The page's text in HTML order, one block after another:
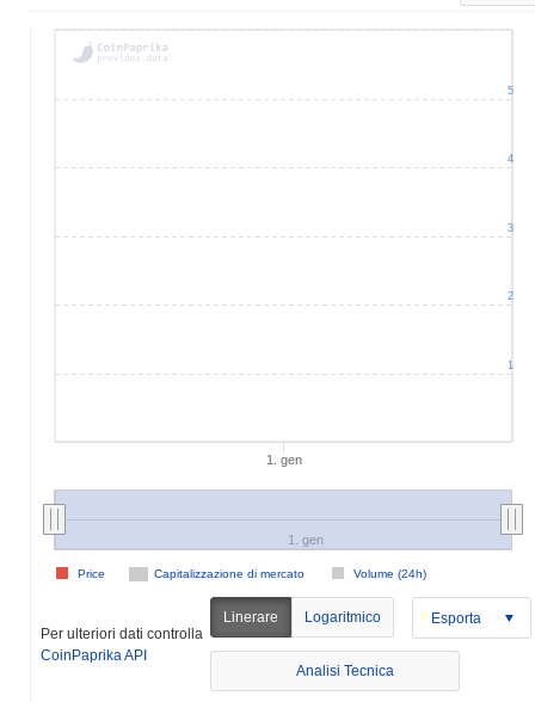
1. gen
Capitalizzazione di mercato Volume (24h)
Price
1. gen
1
2
3
4
5
Per ulteriori dati controlla
CoinPaprika API
Linerare Logaritmico Esporta
Analisi Tecnica